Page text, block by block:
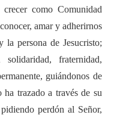
como Comunidad
amar y adherirnos
la persona de Jesucristo;
fraternidad,
guiándonos de
trazado a través de su
perdón al Señor,